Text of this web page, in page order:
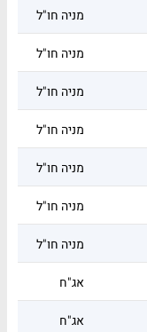
מניה חו"ל
מניה חו"ל
מניה חו"ל
מניה חו"ל
מניה חו"ל
מניה חו"ל
מניה חו"ל
אג"ח
אג"ח